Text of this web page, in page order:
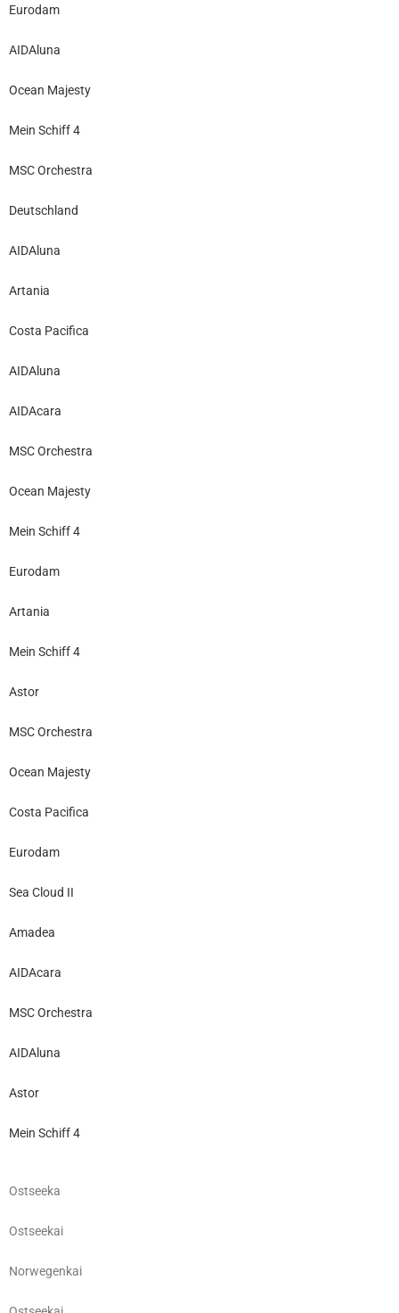
Eurodam
AIDAluna
Ocean Majesty
Mein Schiff 4
MSC Orchestra
Deutschland
AIDAluna
Artania
Costa Pacifica
AIDAluna
AIDAcara
MSC Orchestra
Ocean Majesty
Mein Schiff 4
Eurodam
Artania
Mein Schiff 4
Astor
MSC Orchestra
Ocean Majesty
Costa Pacifica
Eurodam
Sea Cloud II
Amadea
AIDAcara
MSC Orchestra
AIDAluna
Astor
Mein Schiff 4
Ostseeka
Ostseekai
Norwegenkai